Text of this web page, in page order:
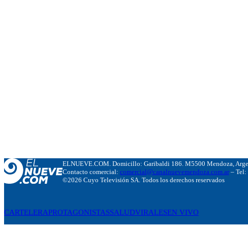
ELNUEVE.COM. Domicillo: Garibaldi 186. M5500 Mendoza,
Contacto comercial: comercial@canalnuevemendoza.com.ar– Tel:
©2026 Cuyo Televisión SA. Todos los derechos reservados
CARTELERAPROTAGONISTASSALUDVIRALESEN VIVO